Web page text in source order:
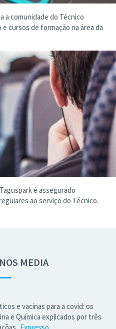
a comunidade do Técnico
cursos de formação na área da
é assegurado
ao serviço do Técnico.
MEDIA
e vacinas para a covid: os
e Química explicados por três